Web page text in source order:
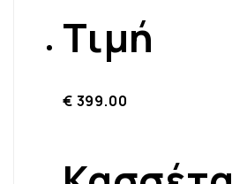
Τιμή
€ 399.00